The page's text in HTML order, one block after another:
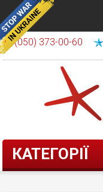
(050) 373-00-60
КАТЕГОРІЇ